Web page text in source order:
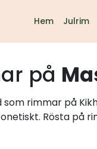
Hem Julrim
på
som rimmar på
Rösta på